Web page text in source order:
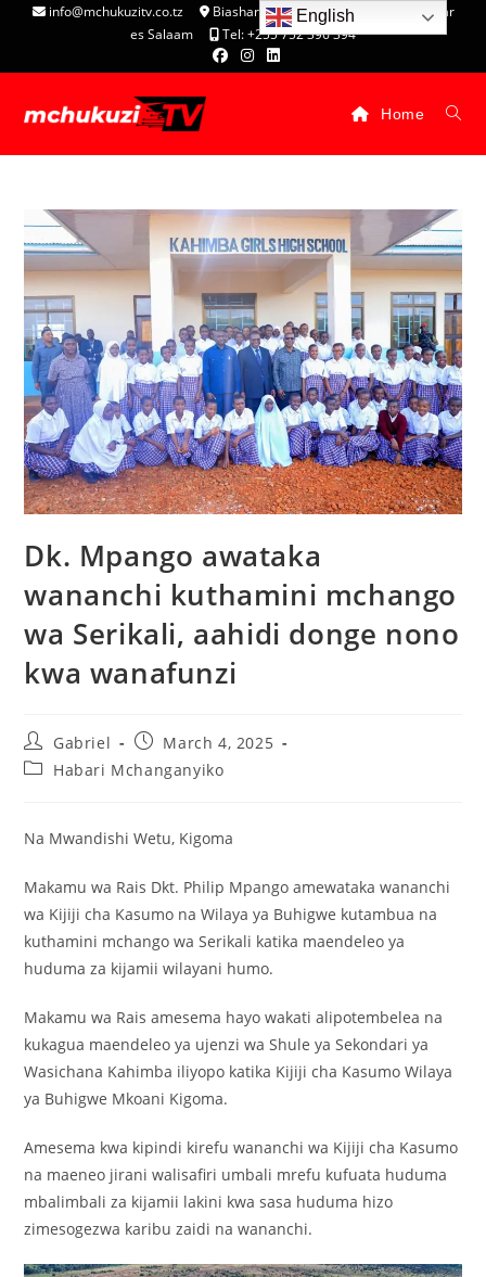
info@mchukuzitv.co.tz
Biashara Complex - P.O. Box 25074, Dar
es Salaam
Tel: +255 752 396 394
Home
Dk. Mpango awataka
wananchi kuthamini mchango
wa Serikali, aahidi donge nono
kwa wanafunzi
Gabriel
March 4, 2025
Habari Mchanganyiko
Na Mwandishi Wetu, Kigoma
Makamu wa Rais Dkt. Philip Mpango amewataka wananchi
wa Kijiji cha Kasumo na Wilaya ya Buhigwe kutambua na
kuthamini mchango wa Serikali katika maendeleo ya
huduma za kijamii wilayani humo.
Makamu wa Rais amesema hayo wakati alipotembelea na
kukagua maendeleo ya ujenzi wa Shule ya Sekondari ya
Wasichana Kahimba iliyopo katika Kijiji cha Kasumo Wilaya
ya Buhigwe Mkoani Kigoma.
Amesema kwa kipindi kirefu wananchi wa Kijiji cha Kasumo
na maeneo jirani walisafiri umbali mrefu kufuata huduma
mbalimbali za kijamii lakini kwa sasa huduma hizo
zimesogezwa karibu zaidi na wananchi.
English